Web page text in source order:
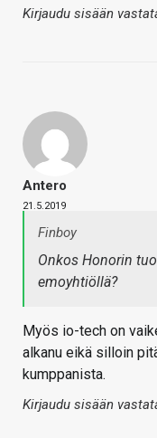
Kirjaudu sisään
Antero
21.5.2019
Finboy
Onkos Honorin
emoyhtiöllä?
Myös io-tech on
alkanu eikä silloin
kumppanista.
Kirjaudu sisään